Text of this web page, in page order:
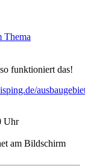
Thema
funktioniert das!
Uhr
am Bildschirm